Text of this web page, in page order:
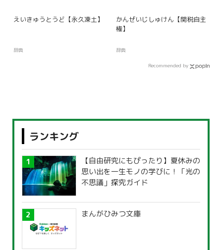
えいきゅうとうど【永久凍土】
辞典
かんぜいじしゅけん【関税自主
権】
辞典
Recommended by
ランキング
【自由研究にもぴったり】夏休みの
思い出を一生モノの学びに！「光の
不思議」探究ガイド
まんがひみつ文庫